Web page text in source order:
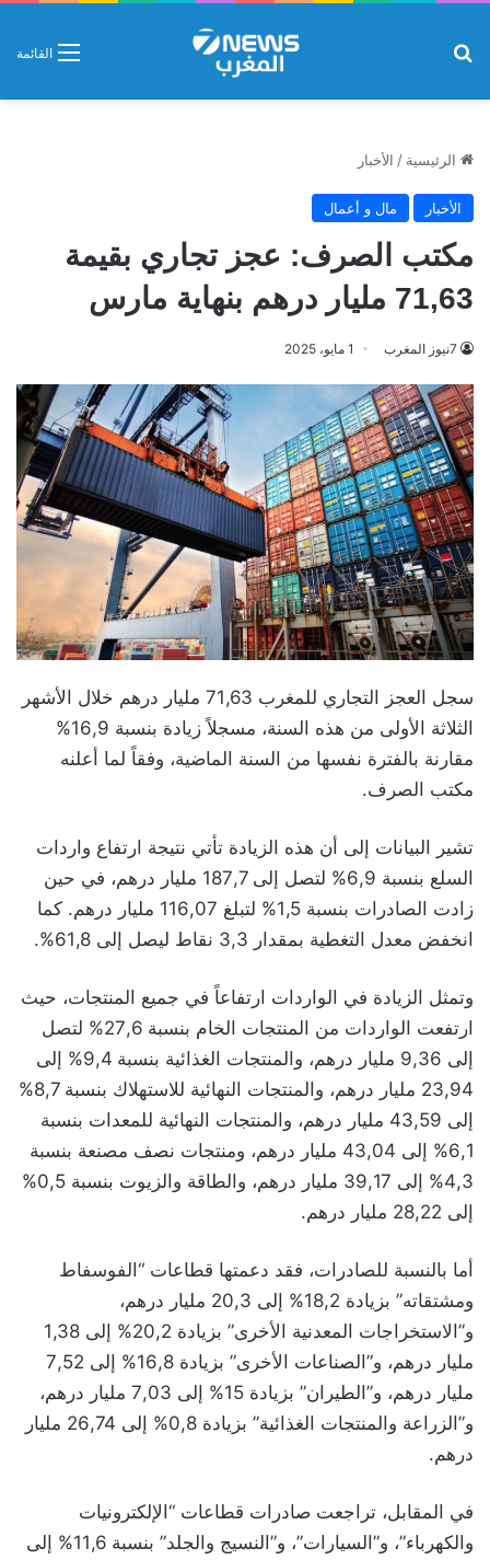
القائمة
الرئيسية / الأخبار
الأخبار مال و أعمال
مكتب الصرف: عجز تجاري بقيمة
71,63 مليار درهم بنهاية مارس
7نيوز المغرب 1 مايو، 2025
سجل العجز التجاري للمغرب 71,63 مليار درهم خلال الأشهر
الثلاثة الأولى من هذه السنة، مسجلاً زيادة بنسبة 16,9%
مقارنة بالفترة نفسها من السنة الماضية، وفقاً لما أعلنه
مكتب الصرف.
تشير البيانات إلى أن هذه الزيادة تأتي نتيجة ارتفاع واردات
السلع بنسبة 6,9% لتصل إلى 187,7 مليار درهم، في حين
زادت الصادرات بنسبة 1,5% لتبلغ 116,07 مليار درهم. كما
انخفض معدل التغطية بمقدار 3,3 نقاط ليصل إلى 61,8%.
وتمثل الزيادة في الواردات ارتفاعاً في جميع المنتجات، حيث
ارتفعت الواردات من المنتجات الخام بنسبة 27,6% لتصل
إلى 9,36 مليار درهم، والمنتجات الغذائية بنسبة 9,4% إلى
23,94 مليار درهم، والمنتجات النهائية للاستهلاك بنسبة 8,7%
إلى 43,59 مليار درهم، والمنتجات النهائية للمعدات بنسبة
6,1% إلى 43,04 مليار درهم، ومنتجات نصف مصنعة بنسبة
4,3% إلى 39,17 مليار درهم، والطاقة والزيوت بنسبة 0,5%
إلى 28,22 مليار درهم.
أما بالنسبة للصادرات، فقد دعمتها قطاعات “الفوسفاط
ومشتقاته” بزيادة 18,2% إلى 20,3 مليار درهم،
و”الاستخراجات المعدنية الأخرى” بزيادة 20,2% إلى 1,38
مليار درهم، و”الصناعات الأخرى” بزيادة 16,8% إلى 7,52
مليار درهم، و”الطيران” بزيادة 15% إلى 7,03 مليار درهم،
و”الزراعة والمنتجات الغذائية” بزيادة 0,8% إلى 26,74 مليار
درهم.
في المقابل، تراجعت صادرات قطاعات “الإلكترونيات
والكهرباء”، و”السيارات”، و”النسيج والجلد” بنسبة 11,6% إلى